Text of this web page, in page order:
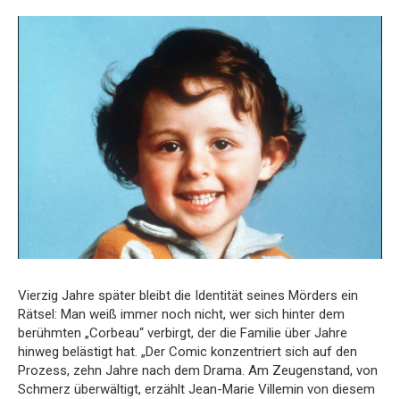
Vierzig Jahre später bleibt die Identität seines Mörders ein
Rätsel: Man weiß immer noch nicht, wer sich hinter dem
berühmten „Corbeau“ verbirgt, der die Familie über Jahre
hinweg belästigt hat. „Der Comic konzentriert sich auf den
Prozess, zehn Jahre nach dem Drama. Am Zeugenstand, von
Schmerz überwältigt, erzählt Jean-Marie Villemin von diesem